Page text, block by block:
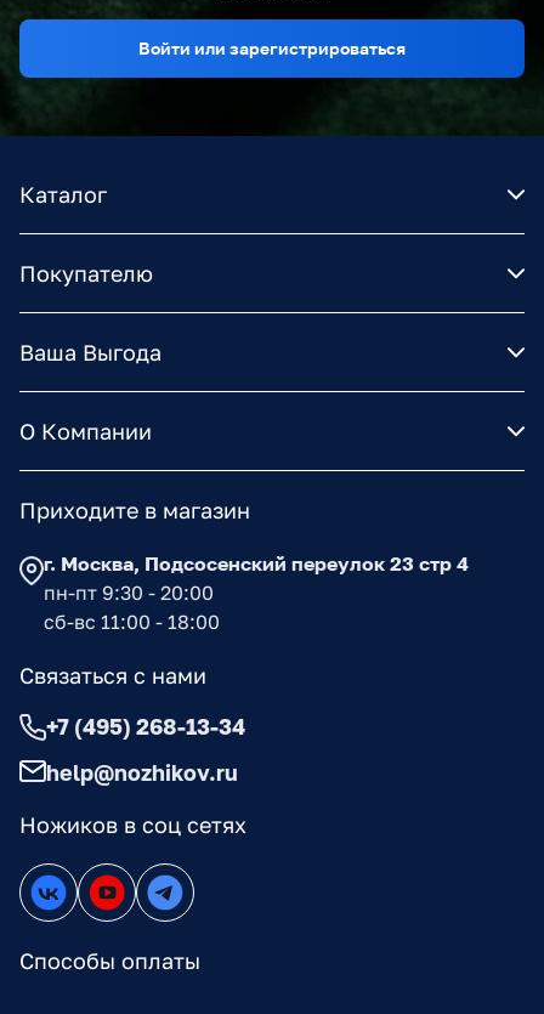
Войти или зарегистрироваться
Каталог
Покупателю
Ваша Выгода
О Компании
Ножиков в соц сетях
Способы оплаты
Приходите в магазин
г. Москва, Подсосенский переулок 23 стр 4
пн-пт 9:30 - 20:00
сб-вс 11:00 - 18:00
Связаться с нами
+7 (495) 268-13-34
help@nozhikov.ru